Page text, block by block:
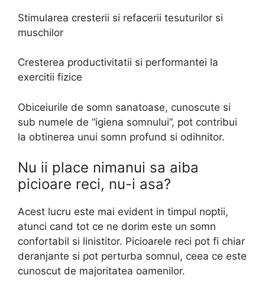
Stimularea cresterii si refacerii tesuturilor si
muschilor
Cresterea productivitatii si performantei la
exercitii fizice
Obiceiurile de somn sanatoase, cunoscute si
sub numele de “igiena somnului”, pot contribui
la obtinerea unui somn profund si odihnitor.
Nu ii place nimanui sa aiba
picioare reci, nu-i asa?
Acest lucru este mai evident in timpul noptii,
atunci cand tot ce ne dorim este un somn
confortabil si linistitor. Picioarele reci pot fi chiar
deranjante si pot perturba somnul, ceea ce este
cunoscut de majoritatea oamenilor.